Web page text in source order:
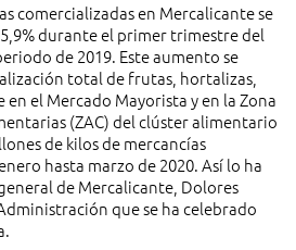
comercializadas en Mercalicante se
durante el primer trimestre del
de 2019. Este aumento se
total de frutas, hortalizas,
en el Mercado Mayorista y en la Zona
(ZAC) del clúster alimentario
de kilos de mercancías
hasta marzo de 2020. Así lo ha
de Mercalicante, Dolores
que se ha celebrado